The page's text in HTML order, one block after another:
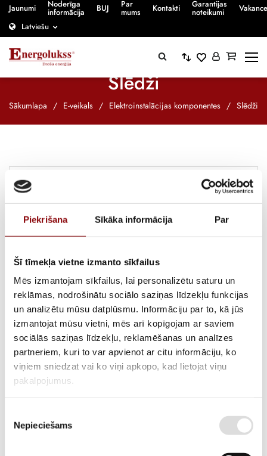
Piekrišana Sīkāka informācija Par
Šī tīmekļa vietne izmanto sīkfailus
Mēs izmantojam sīkfailus, lai personalizētu saturu un
reklāmas, nodrošinātu sociālo saziņas līdzekļu funkcijas
un analizētu mūsu datplūsmu. Informāciju par to, kā jūs
izmantojat mūsu vietni, mēs arī kopīgojam ar saviem
sociālās saziņas līdzekļu, reklamēšanas un analīzes
partneriem, kuri to var apvienot ar citu informāciju, ko
viņiem sniedzat vai ko viņi apkopo, kad lietojat viņu
pakalpojumus.
izvēle
Nepieciešams
Jaunumi Noderīga
informācija BUJ Par
mums Kontakti Garantijas
noteikumi
Latviešu
Slēdži
Sākumlapa / E-veikals / Elektroinstalācijas komponentes / Slēdži
NO 125 LĪDZ 3200A
Slodzes pārtraukšanas slēdži no 125A līdz 3200A.